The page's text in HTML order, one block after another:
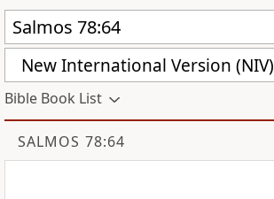
New International Version (NIV)
Bible Book List
SALMOS 78:64